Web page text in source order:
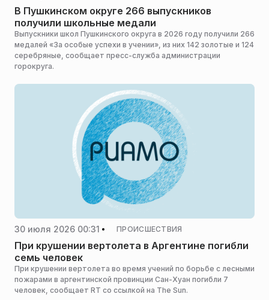
В Пушкинском округе 266 выпускников
получили школьные медали
Выпускники школ Пушкинского округа в 2026 году получили 266
медалей «За особые успехи в учении», из них 142 золотые и 124
серебряные, сообщает пресс-служба администрации
горокруга.
30 июля 2026 00:31 ПРОИСШЕСТВИЯ
При крушении вертолета в Аргентине погибли
семь человек
При крушении вертолета во время учений по борьбе с лесными
пожарами в аргентинской провинции Сан-Хуан погибли 7
человек, сообщает RT со ссылкой на The Sun.